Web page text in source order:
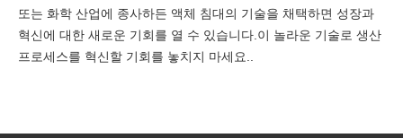
또는 화학 산업에 종사하든 액체 침대의 기술을 채택하면 성장과
혁신에 대한 새로운 기회를 열 수 있습니다.이 놀라운 기술로 생산
프로세스를 혁신할 기회를 놓치지 마세요..